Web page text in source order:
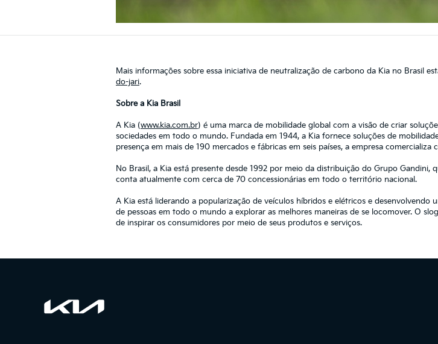
Mais informações sobre essa iniciativa de neutralização de carbono da Kia no Brasil
do-jari.
Sobre a Kia Brasil
A Kia (www.kia.com.br) é uma marca de mobilidade global com a visão de criar
sociedades em todo o mundo. Fundada em 1944, a Kia fornece soluções de
presença em mais de 190 mercados e fábricas em seis países, a empresa
No Brasil, a Kia está presente desde 1992 por meio da distribuição do Grupo
conta atualmente com cerca de 70 concessionárias em todo o território nacional.
A Kia está liderando a popularização de veículos híbridos e elétricos e
de pessoas em todo o mundo a explorar as melhores maneiras de se locomover. O
de inspirar os consumidores por meio de seus produtos e serviços.